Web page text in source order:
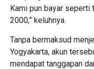
Kami pun bayar
2000,” keluhnya.
Tanpa bermaksud
Yogyakarta, akun
mendapat tanggapan